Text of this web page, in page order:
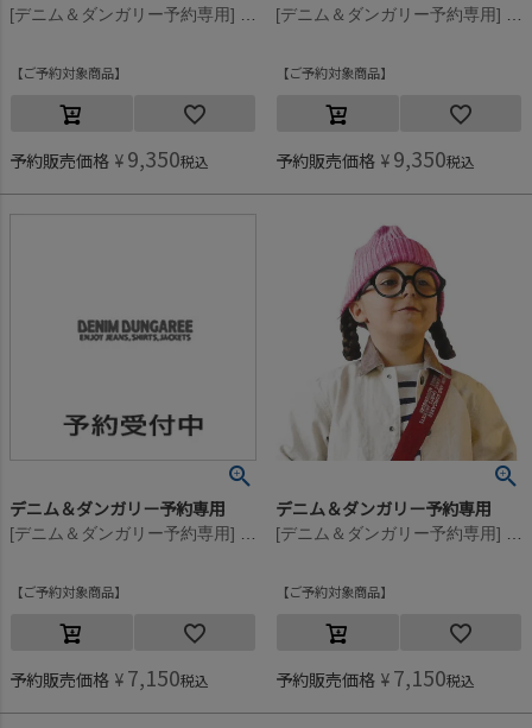
ご予約対象商品
予約販売価格 ¥ 9,350税込
ご予約対象商品
予約販売価格 ¥ 9,350税込
デニム＆ダンガリー予約専用
ご予約対象商品
予約販売価格 ¥ 7,150税込
デニム＆ダンガリー予約専用
ご予約対象商品
予約販売価格 ¥ 7,150税込